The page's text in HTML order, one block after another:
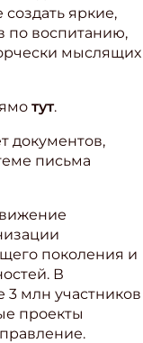
яркие,
по воспитанию,
мыслящих
тут.
документов,
письма
поколения и
В
млн участников
проекты